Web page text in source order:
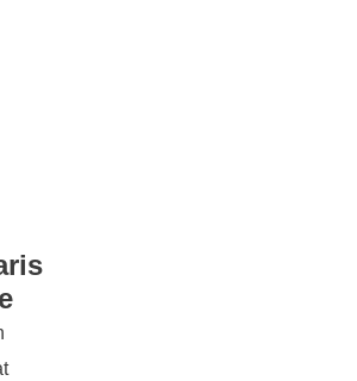
Paris La